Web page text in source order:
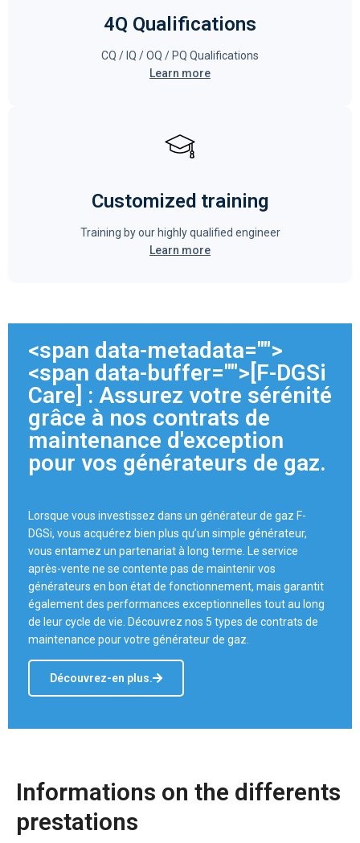
4Q Qualifications
CQ / IQ / OQ / PQ Qualifications
Learn more
Customized training
Training by our highly qualified engineer
Learn more
<span data-metadata="">
<span data-buffer="">[F-DGSi
Care] : Assurez votre sérénité
grâce à nos contrats de
maintenance d'exception
pour vos générateurs de gaz.
Lorsque vous investissez dans un générateur de gaz F-
DGSi, vous acquérez bien plus qu’un simple générateur,
vous entamez un partenariat à long terme. Le service
après-vente ne se contente pas de maintenir vos
générateurs en bon état de fonctionnement, mais garantit
également des performances exceptionnelles tout au long
de leur cycle de vie. Découvrez nos 5 types de contrats de
maintenance pour votre générateur de gaz.
Découvrez-en plus.
Informations on the differents
prestations